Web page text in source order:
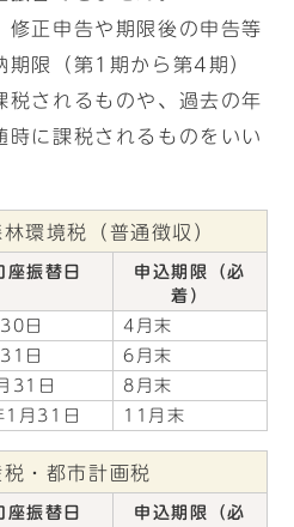
修正申告や期限後の申告等
期限（第1期から第4期）
税されるものや、過去の年
時に課税されるものをいい
環境税（普通徴収）
座振替日
申込期限（必
着）
日
4月末
日
6月末
31日
8月末
1月31日 11月末
・都市計画税
座振替日
申込期限（必